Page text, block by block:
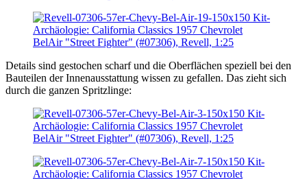
Details sind gestochen scharf und die Oberflächen speziell bei den
Bauteilen der Innenausstattung wissen zu gefallen. Das zieht sich
durch die ganzen Spritzlinge: